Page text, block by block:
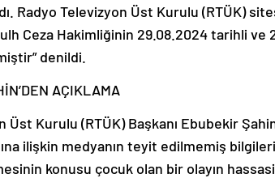
Radyo Televizyon Üst Kurulu (RTÜK)
Ceza Hakimliğinin 29.08.2024 tarihli ve
denildi.
AÇIKLAMA
Üst Kurulu (RTÜK) Başkanı Ebubekir
ilişkin medyanın teyit edilmemiş
konusu çocuk olan bir olayın